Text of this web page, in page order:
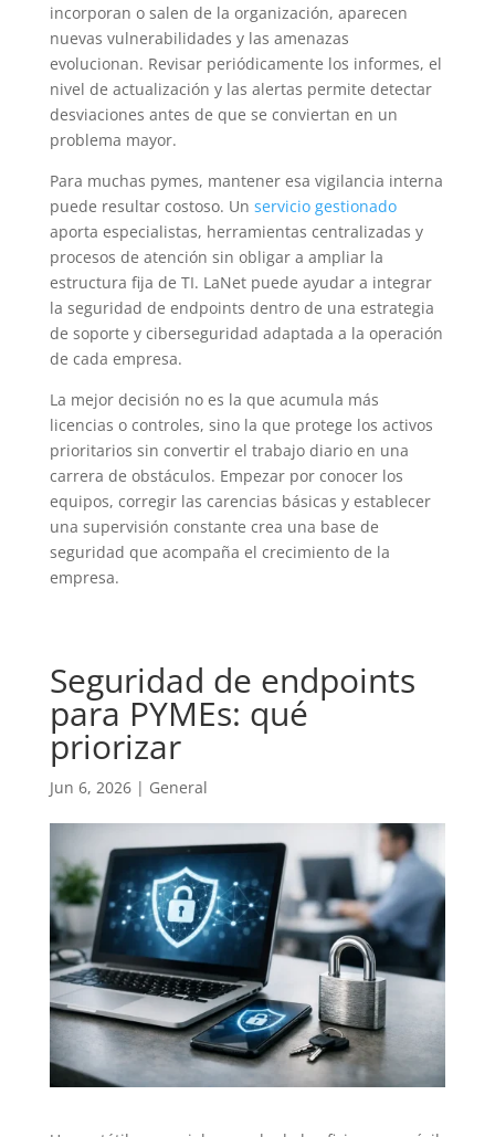
incorporan o salen de la organización, aparecen
nuevas vulnerabilidades y las amenazas
evolucionan. Revisar periódicamente los informes, el
nivel de actualización y las alertas permite detectar
desviaciones antes de que se conviertan en un
problema mayor.
Para muchas pymes, mantener esa vigilancia interna
puede resultar costoso. Un servicio gestionado
aporta especialistas, herramientas centralizadas y
procesos de atención sin obligar a ampliar la
estructura fija de TI. LaNet puede ayudar a integrar
la seguridad de endpoints dentro de una estrategia
de soporte y ciberseguridad adaptada a la operación
de cada empresa.
La mejor decisión no es la que acumula más
licencias o controles, sino la que protege los activos
prioritarios sin convertir el trabajo diario en una
carrera de obstáculos. Empezar por conocer los
equipos, corregir las carencias básicas y establecer
una supervisión constante crea una base de
seguridad que acompaña el crecimiento de la
empresa.
Seguridad de endpoints
para PYMEs: qué
priorizar
Jun 6, 2026| General